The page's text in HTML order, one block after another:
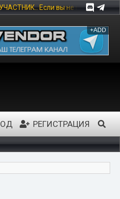
нужный вам скрипт вы можете
+ADD
РЕГИСТРАЦИЯ